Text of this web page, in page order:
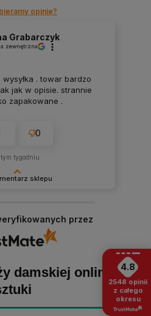
opinie?
sklepu
bardziej cieszymy się, że
Obiecujemy
- zapraszamy ponownie! :)
Grabarczyk
zewnętrzna
wysyłka . towar bardzo
jak w opisie. strannie
zapakowane .
0
tygodniu
przez
damskiej online -4.8
2548 opinii
z całego
okresu